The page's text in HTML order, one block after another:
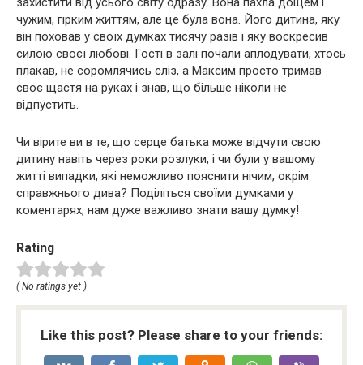
чужим, гірким життям, але це була вона. Його дитина, яку
він поховав у своїх думках тисячу разів і яку воскресив
силою своєї любові. Гості в залі почали аплодувати, хтось
плакав, не соромлячись сліз, а Максим просто тримав
своє щастя на руках і знав, що більше ніколи не
відпустить.
Чи вірите ви в те, що серце батька може відчути свою
дитину навіть через роки розлуки, і чи були у вашому
житті випадки, які неможливо пояснити нічим, окрім
справжнього дива? Поділіться своїми думками у
коментарях, нам дуже важливо знати вашу думку!
Rating
( No ratings yet )
Like this post? Please share to your friends: